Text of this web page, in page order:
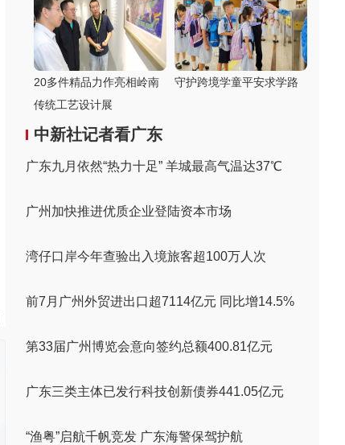
20多件精品力作亮相岭南
传统工艺设计展
守护跨境学童平安求学路
中新社记者看广东
广东九月依然“热力十足” 羊城最高气温达37℃
广州加快推进优质企业登陆资本市场
湾仔口岸今年查验出入境旅客超100万人次
前7月广州外贸进出口超7114亿元 同比增14.5%
第33届广州博览会意向签约总额400.81亿元
广东三类主体已发行科技创新债券441.05亿元
“渔粤”启航千帆竞发 广东海警保驾护航